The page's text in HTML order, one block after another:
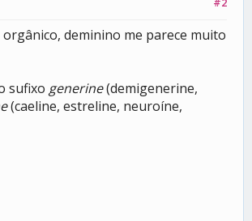
deminino me parece muito
sufixo generine(demigenerine,
(caeline, estreline, neuroíne,